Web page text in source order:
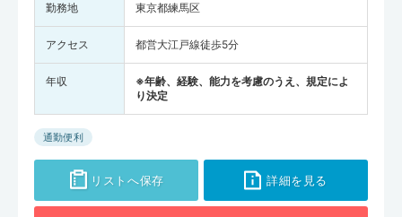
勤務地 東京都練馬区
アクセス 都営大江戸線徒歩5分
年収
※年齢、経験、能力を考慮のうえ、規定によ
り決定
通勤便利
リストへ保存 詳細を見る